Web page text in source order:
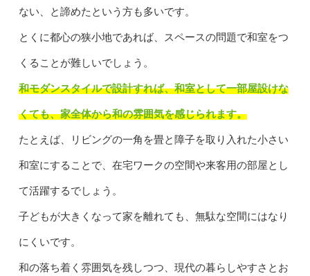
ない、と諦めたという方も多いです。
とくに都心の狭小地であれば、スペースの問題で和室をつ
くることが難しいでしょう。
和モダンスタイルで設計すれば、和室として一部屋設けな
くても、家全体から和の雰囲気を感じられます。
たとえば、リビングの一角を畳と障子を取り入れた小さい
和室にすることで、在宅ワークの空間や来客用の部屋とし
て活躍するでしょう。
子どもが大きくなって家を離れても、無駄な空間にはなり
にくいです。
和の落ち着く雰囲気を残しつつ、現代の暮らしやすさとお